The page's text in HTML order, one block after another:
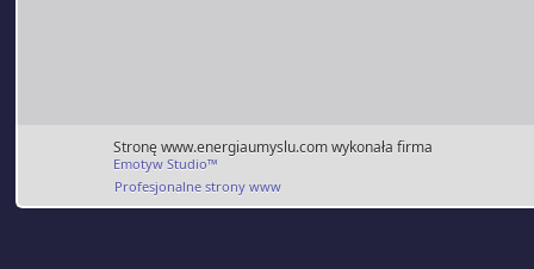
Stronę www.energiaumyslu.com wykonała firma
Emotyw Studio™
Profesjonalne strony www